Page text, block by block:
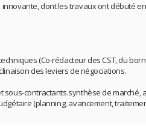
dont les travaux ont débuté en
(Co-rédacteur des CST, du
des leviers de négociations.
contractants.synthèse de marché,
(planning, avancement,